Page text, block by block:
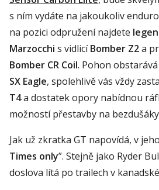
s ním vydáte na jakoukoliv
na pozici odpružení najdete
Marzocchi s vidlicíBomber Z2a
Bomber CR Coil. Pohon
SX Eagle, spolehlivě vás vždy
T4a dostatek opory nabídnou
možností přestavby na
Jak už zkratka GT napovídá, v
Times only”. Stejně jako Ryder
doslova lítá po trailech v